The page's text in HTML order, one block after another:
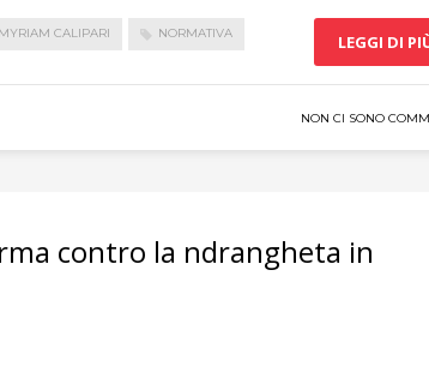
MYRIAM CALIPARI NORMATIVA LEGGI DI
NON CI SONO
contro la ndrangheta in